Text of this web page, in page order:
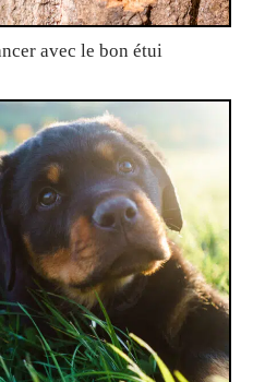
avec le bon étui